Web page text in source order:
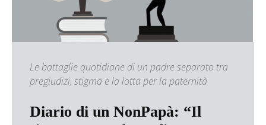
Le battaglie quotidiane di un padre separato tra
pregiudizi, stigma e la lotta per la paternità
Diario di un NonPapà: “Il